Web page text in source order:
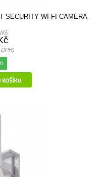
SECURITY WI-FI CAMERA